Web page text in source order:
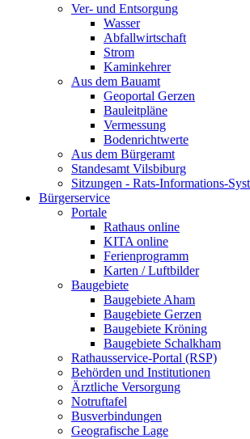
Ver- und Entsorgung
Wasser
Abfallwirtschaft
Strom
Kaminkehrer
Aus dem Bauamt
Geoportal Gerzen
Bauleitpläne
Vermessung
Bodenrichtwerte
Aus dem Bürgeramt
Standesamt Vilsbiburg
Sitzungen - Rats-Informations-
Bürgerservice
Portale
Rathaus online
KITA online
Ferienprogramm
Karten / Luftbilder
Baugebiete
Baugebiete Aham
Baugebiete Gerzen
Baugebiete Kröning
Baugebiete Schalkham
Rathausservice-Portal (RSP)
Behörden und Institutionen
Ärztliche Versorgung
Notruftafel
Busverbindungen
Geografische Lage